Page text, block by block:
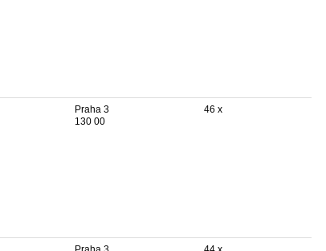
Praha 3
130 00
46 x